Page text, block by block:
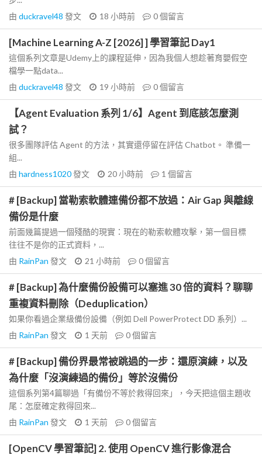
由 duckravel48 發文 18 小時前 0個留言
[Machine Learning A-Z [2026] ] 學習筆記 Day1
這個系列文章是Udemy上的課程延伸，因為我個人想趁著育嬰假空
檔學一點data...
由 duckravel48 發文 19 小時前 0個留言
【Agent Evaluation 系列 1/6】Agent 到底該怎麼測
試？
很多團隊評估 Agent 的方法，其實還停留在評估 Chatbot。 準備一
組...
由 hardness1020發文 20 小時前 1 個留言
# [Backup] 當勒索軟體連備份都不放過：Air Gap 與離線
備份是什麼
前面幾篇提過一個殘酷的現實：現在的勒索軟體攻擊，第一個目標
往往不是你的正式資料，...
由 RainPan 發文 21 小時前 0個留言
# [Backup] 為什麼備份設備可以塞進 30 倍的資料？聊聊
重複資料刪除（Deduplication）
如果你看過企業級備份設備（例如 Dell PowerProtect DD 系列）...
由 RainPan 發文 1 天前 0個留言
# [Backup] 備份界最常被跳過的一步：還原演練，以及
為什麼「沒演練過的備份」等於沒備份
這個系列第4篇聊過「有備份不等於救得回來」，今天把這個主題收
尾：怎麼確定救得回來...
由 RainPan 發文 1 天前 0個留言
[OpenCV 學習筆記] 2. 使用 OpenCV 進行影像混合